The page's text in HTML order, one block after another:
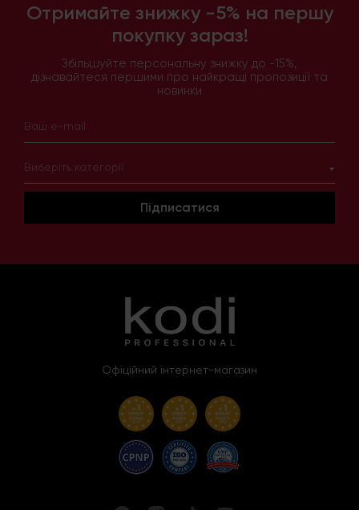
Отримайте знижку -5% на першу
покупку зараз!
Збільшуйте персональну знижку до -15%,
дізнавайтеся першими про найкращі пропозиції та
новинки
Виберіть категорії
Підписатися
Офіційний інтернет-магазин